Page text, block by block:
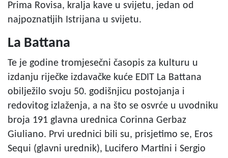
Prima Rovisa, kralja kave u svijetu, jedan od
najpoznatijih Istrijana u svijetu.
La Battana
Te je godine tromjesečni časopis za kulturu u
izdanju riječke izdavačke kuće EDIT La Battana
obilježilo svoju 50. godišnjicu postojanja i
redovitog izlaženja, a na što se osvrće u uvodniku
broja 191 glavna urednica Corinna Gerbaz
Giuliano. Prvi urednici bili su, prisjetimo se, Eros
Sequi (glavni urednik), Lucifero Martini i Sergio